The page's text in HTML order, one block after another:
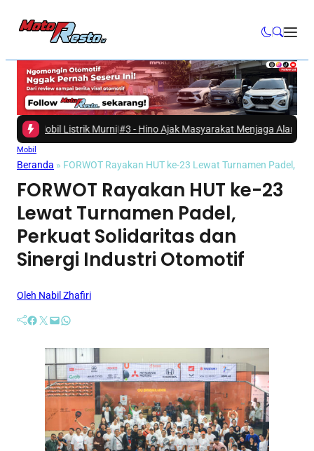
Listrik Murni|#3 -Hino Ajak Masyarakat Menjaga Alam Lindungi
Mobil
Beranda » FORWOT Rayakan HUT ke-23 Lewat Turnamen Padel,
FORWOT Rayakan HUT ke-23
Lewat Turnamen Padel,
Perkuat Solidaritas dan
Sinergi Industri Otomotif
Oleh Nabil Zhafiri
Facebook Twitter Mail WhatsApp